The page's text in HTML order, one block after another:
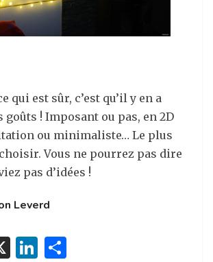
qui est sûr, c’est qu’il y en a
goûts ! Imposant ou pas, en 2D
ou minimaliste… Le plus
choisir. Vous ne pourrez pas dire
pas d’idées !
Leverd
X
Li